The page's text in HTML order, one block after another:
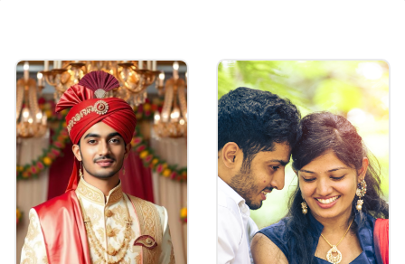
ಪತಿ ಪತ್ನಿಯಲ್ಲಿ ಈ ಗುಣಗಳನ್ನು ಬಯಸಿದರೆ, ಪತ್ನಿಯೂ ಸಹ
ಪತಿಯಲ್ಲಿ ಇದೇ ಗುಣಗಳನ್ನು ಬಯಸುತ್ತಾಳೆ. ಇಬ್ಬರೂ
ಪರಸ್ಪರ ಬೆಂಬಲಿಸಿದಾಗ ಮಾತ್ರ ಸಂಬಂಧ
ಯಶಸ್ವಿಯಾಗುತ್ತದೆ.